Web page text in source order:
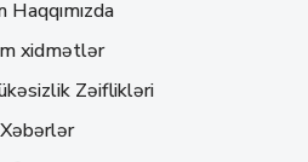
Haqqımızda
xidmətlər
Zəiflikləri
Xəbərlər